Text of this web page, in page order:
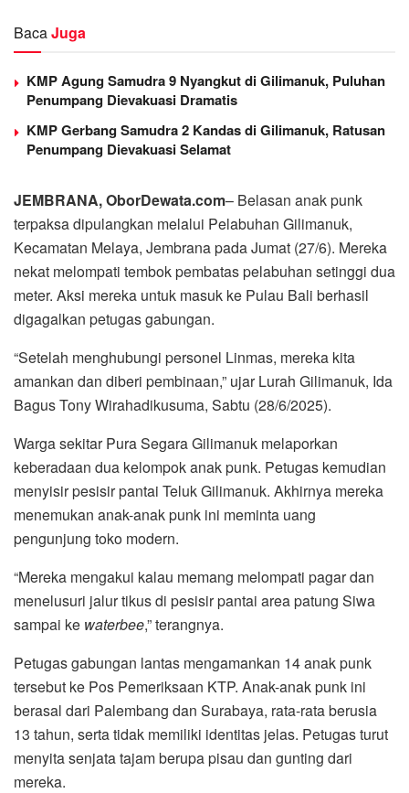
BacaJuga
KMP Agung Samudra 9 Nyangkut di Gilimanuk, Puluhan
Penumpang Dievakuasi Dramatis
KMP Gerbang Samudra 2 Kandas di Gilimanuk, Ratusan
Penumpang Dievakuasi Selamat
JEMBRANA, OborDewata.com– Belasan anak punk
terpaksa dipulangkan melalui Pelabuhan Gilimanuk,
Kecamatan Melaya, Jembrana pada Jumat (27/6). Mereka
nekat melompati tembok pembatas pelabuhan setinggi dua
meter. Aksi mereka untuk masuk ke Pulau Bali berhasil
digagalkan petugas gabungan.
“Setelah menghubungi personel Linmas, mereka kita
amankan dan diberi pembinaan,” ujar Lurah Gilimanuk, Ida
Bagus Tony Wirahadikusuma, Sabtu (28/6/2025).
Warga sekitar Pura Segara Gilimanuk melaporkan
keberadaan dua kelompok anak punk. Petugas kemudian
menyisir pesisir pantai Teluk Gilimanuk. Akhirnya mereka
menemukan anak-anak punk ini meminta uang
pengunjung toko modern.
“Mereka mengakui kalau memang melompati pagar dan
menelusuri jalur tikus di pesisir pantai area patung Siwa
sampai ke waterbee,” terangnya.
Petugas gabungan lantas mengamankan 14 anak punk
tersebut ke Pos Pemeriksaan KTP. Anak-anak punk ini
berasal dari Palembang dan Surabaya, rata-rata berusia
13 tahun, serta tidak memiliki identitas jelas. Petugas turut
menyita senjata tajam berupa pisau dan gunting dari
mereka.